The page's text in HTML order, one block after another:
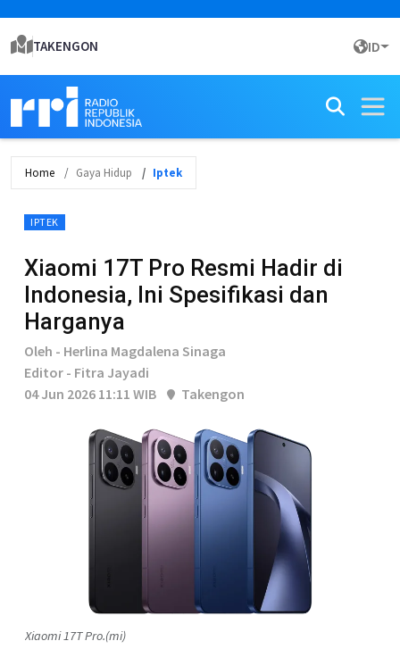
TAKENGON ID
Home Gaya Hidup Iptek
IPTEK
Xiaomi 17T Pro Resmi Hadir di
Indonesia, Ini Spesifikasi dan
Harganya
Oleh - Herlina Magdalena Sinaga
Editor - Fitra Jayadi
04 Jun 2026 11:11 WIB
Takengon
Xiaomi 17T Pro.(mi)